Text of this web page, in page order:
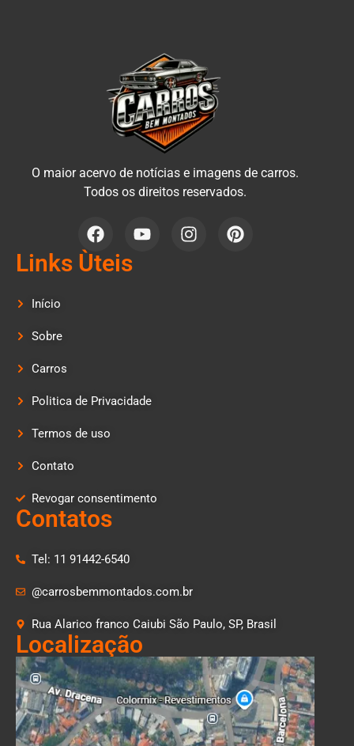
O maior acervo de notícias e imagens de carros.
Todos os direitos reservados.
Links Ùteis
Início
Sobre
Carros
Politica de Privacidade
Termos de uso
Contato
Revogar consentimento
Contatos
Tel: 11 91442-6540
@carrosbemmontados.com.br
Rua Alarico franco Caiubi São Paulo, SP, Brasil
Localização